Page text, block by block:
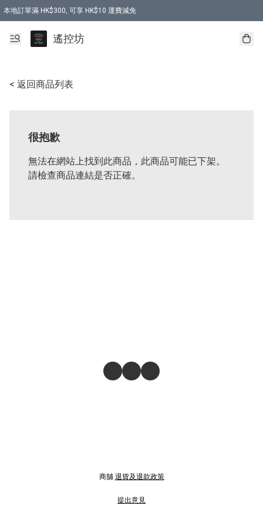
本地訂單滿 HK$300, 可享 HK$10 運費減免
購買 7.6V 6500mah 70C 電池 送 7.6V USB充電器
遙控坊
< 返回商品列表
很抱歉
無法在網站上找到此商品，此商品可能已下架。
請檢查商品連結是否正確。
商舖 退貨及退款政策
提出意見